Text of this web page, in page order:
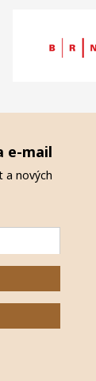
e-mail
a nových